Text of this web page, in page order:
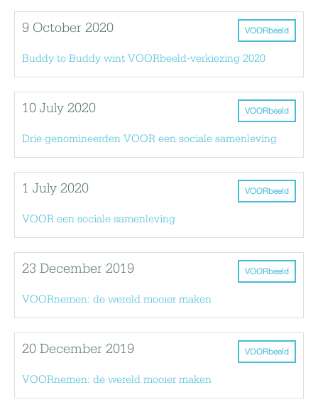
VOORbeeld
9 October 2020
Buddy to Buddy wint VOORbeeld-verkiezing 2020
VOORbeeld
10 July 2020
Drie genomineerden VOOR een sociale samenleving
VOORbeeld
1 July 2020
VOOR een sociale samenleving
VOORbeeld
23 December 2019
VOORnemen: de wereld mooier maken
VOORbeeld
20 December 2019
VOORnemen: de wereld mooier maken